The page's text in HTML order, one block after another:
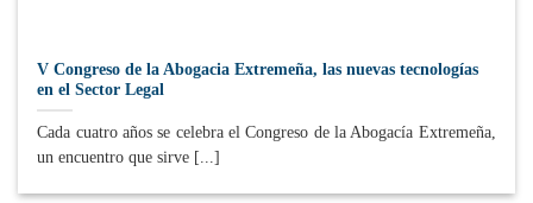
V Congreso de la Abogacia Extremeña, las nuevas tecnologías
en el Sector Legal
Cada cuatro años se celebra el Congreso de la Abogacía Extremeña,
un encuentro que sirve [...]